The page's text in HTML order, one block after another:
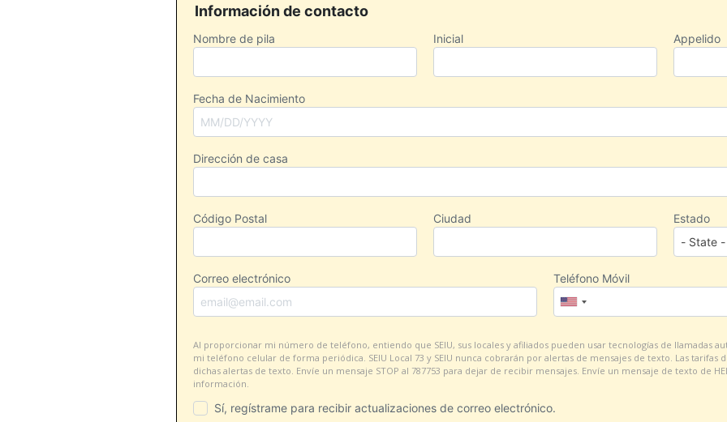
Información de contacto
Nombre de pila Inicial Appelido
Fecha de Nacimiento
Dirección de casa
Código Postal Ciudad Estado
Correo electrónico Teléfono Móvil
Al proporcionar mi número de teléfono, entiendo que SEIU, sus locales y afiliados pueden usar tecnologías de llamadas
mi teléfono celular de forma periódica. SEIU Local 73 y SEIU nunca cobrarán por alertas de mensajes de texto. Las tarifas
dichas alertas de texto. Envíe un mensaje STOP al 787753 para dejar de recibir mensajes. Envíe un mensaje de texto de
información.
Sí, regístrame para recibir actualizaciones de correo electrónico.